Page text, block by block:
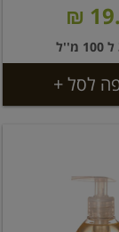
לסל +